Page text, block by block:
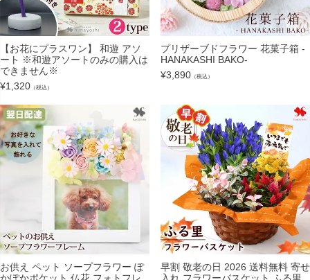
【お花にプラスワン】 和遊 アソ
ート ※和遊アソートのみの購入は
できません※
¥1,320 （税込）
プリザーブドフラワー 花菓子箱 -
HANAKASHI BAKO-
¥3,890 （税込）
お供え ペット ソープフラワー ぽ
早割 敬老の日 2026 送料無料 寄せ